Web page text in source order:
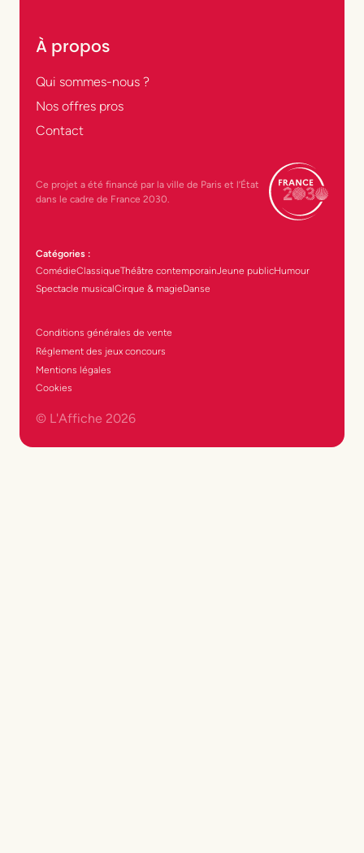
À propos
Qui sommes-nous ?
Nos offres pros
Contact
Ce projet a été financé par la ville de Paris et l’État
dans le cadre de France 2030.
Catégories :
ComédieClassiqueThéâtre contemporainJeune publicHumour
Spectacle musicalCirque & magieDanse
Conditions générales de vente
Réglement des jeux concours
Mentions légales
Cookies
© L'Affiche 2026